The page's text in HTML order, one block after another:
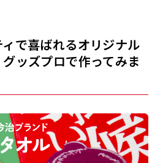
で喜ばれるオリジナル
ッズプロで作ってみま